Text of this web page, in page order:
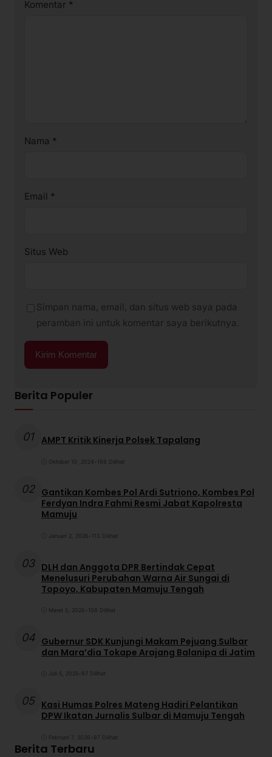
Komentar *
Nama *
Email *
Situs Web
Simpan nama, email, dan situs web saya pada
peramban ini untuk komentar saya berikutnya.
Berita Populer
01 AMPT Kritik Kinerja Polsek Tapalang
Oktober 10, 2024 198 Dilihat
02 Gantikan Kombes Pol Ardi Sutriono, Kombes Pol
Ferdyan Indra Fahmi Resmi Jabat Kapolresta
Mamuju
Januari 2, 2026 113 Dilihat
03 DLH dan Anggota DPR Bertindak Cepat
Menelusuri Perubahan Warna Air Sungai di
Topoyo, Kabupaten Mamuju Tengah
Maret 5, 2026 108 Dilihat
04 Gubernur SDK Kunjungi Makam Pejuang Sulbar
dan Mara’dia Tokape Arajang Balanipa di Jatim
Juli 5, 2025 97 Dilihat
05 Kasi Humas Polres Mateng Hadiri Pelantikan
DPW Ikatan Jurnalis Sulbar di Mamuju Tengah
Februari 7, 2026 97 Dilihat
Berita Terbaru